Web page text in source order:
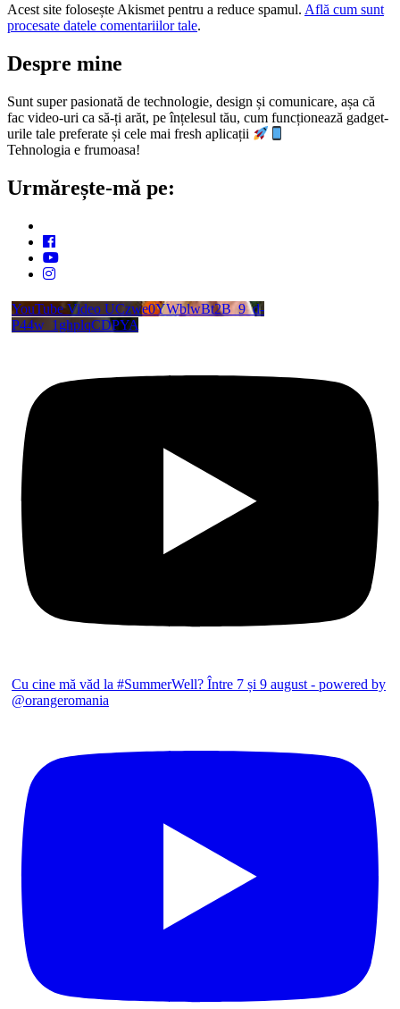
Acest site folosește Akismet pentru a reduce spamul. Află cum sunt
procesate datele comentariilor tale.
Despre mine
Sunt super pasionată de technologie, design și comunicare, așa că
fac video-uri ca să-ți arăt, pe înțelesul tău, cum funcționează gadget-
urile tale preferate și cele mai fresh aplicații
Tehnologia e frumoasa!
Urmărește-mă pe:
YouTube Video UCzwe0YWblwBt2B_9_d-
P44w_1ghplqCDPYA
Cu cine mă văd la #SummerWell? Între 7 și 9 august - powered by
@orangeromania